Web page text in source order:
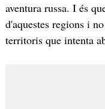
aventura russa. I és
d'aquestes regions i
territoris que intenta